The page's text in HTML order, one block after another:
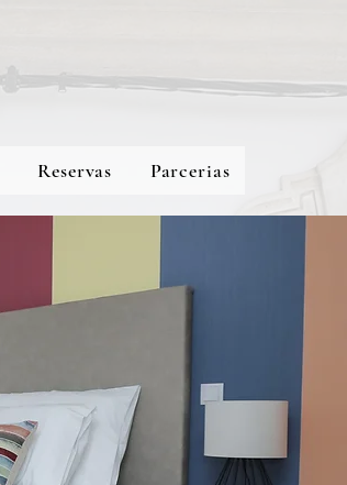
Reservas Parcerias